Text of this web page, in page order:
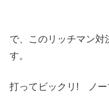
で、このリッチマン対
す。
打ってビックリ! ノー